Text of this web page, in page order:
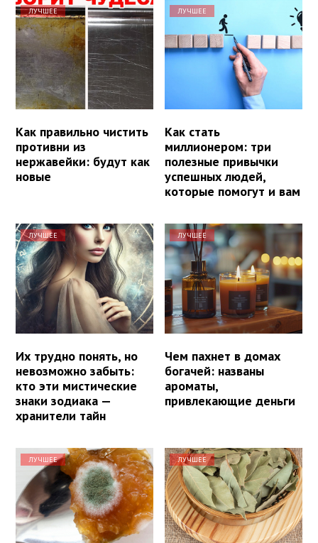
ЛУЧШЕЕ
Как правильно чистить
противни из
нержавейки: будут как
новые
ЛУЧШЕЕ
Как стать
миллионером: три
полезные привычки
успешных людей,
которые помогут и вам
ЛУЧШЕЕ
Их трудно понять, но
невозможно забыть:
кто эти мистические
знаки зодиака —
хранители тайн
ЛУЧШЕЕ
Чем пахнет в домах
богачей: названы
ароматы,
привлекающие деньги
ЛУЧШЕЕ ЛУЧШЕЕ